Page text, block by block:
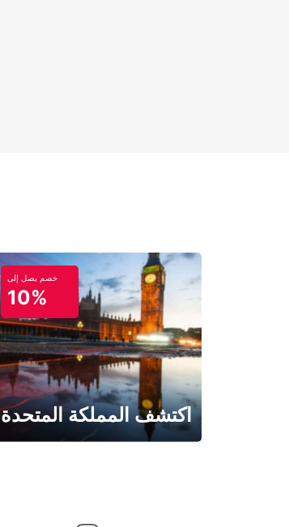
خصم يصل إلى
10%
اكتشف المملكة المتحدة